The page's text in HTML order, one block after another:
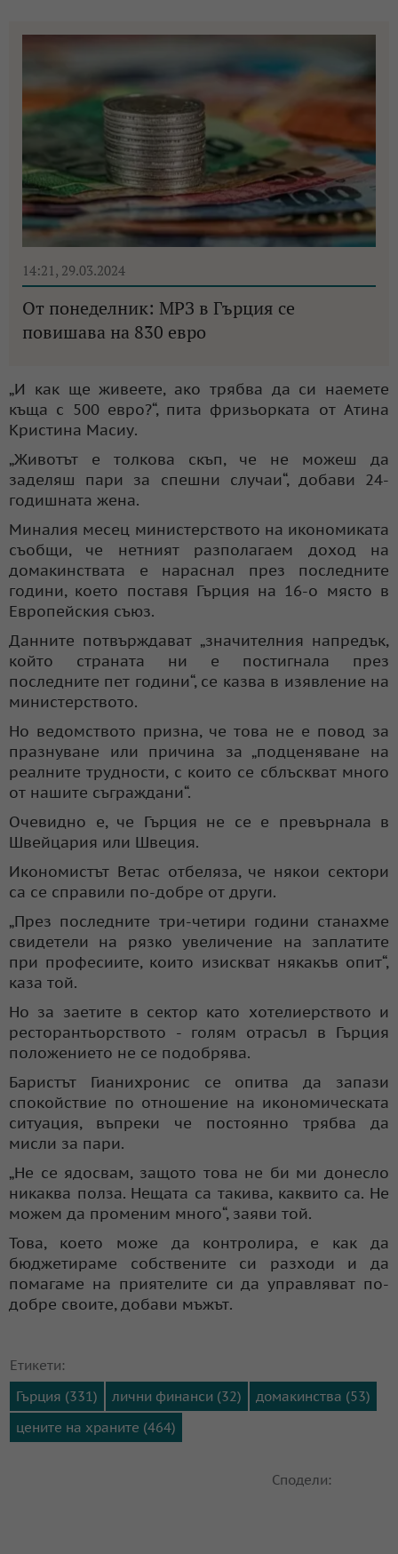
14:21, 29.03.2024
От понеделник: МРЗ в Гърция се
повишава на 830 евро
„И как ще живеете, ако трябва да си наемете
къща с 500 евро?“, пита фризьорката от Атина
Кристина Масиу.
„Животът е толкова скъп, че не можеш да
заделяш пари за спешни случаи“, добави 24-
годишната жена.
Миналия месец министерството на икономиката
съобщи, че нетният разполагаем доход на
домакинствата е нараснал през последните
години, което поставя Гърция на 16-о място в
Европейския съюз.
Данните потвърждават „значителния напредък,
който страната ни е постигнала през
последните пет години“, се казва в изявление на
министерството.
Но ведомството призна, че това не е повод за
празнуване или причина за „подценяване на
реалните трудности, с които се сблъскват много
от нашите съграждани“.
Очевидно е, че Гърция не се е превърнала в
Швейцария или Швеция.
Икономистът Ветас отбеляза, че някои сектори
са се справили по-добре от други.
„През последните три-четири години станахме
свидетели на рязко увеличение на заплатите
при професиите, които изискват някакъв опит“,
каза той.
Но за заетите в сектор като хотелиерството и
ресторантьорството - голям отрасъл в Гърция
положението не се подобрява.
Баристът Гианихронис се опитва да запази
спокойствие по отношение на икономическата
ситуация, въпреки че постоянно трябва да
мисли за пари.
„Не се ядосвам, защото това не би ми донесло
никаква полза. Нещата са такива, каквито са. Не
можем да променим много“, заяви той.
Това, което може да контролира, е как да
бюджетираме собствените си разходи и да
помагаме на приятелите си да управляват по-
добре своите, добави мъжът.
Етикети:
Гърция (331)
лични финанси (32)
домакинства (53)
цените на храните (464)
Сподели: